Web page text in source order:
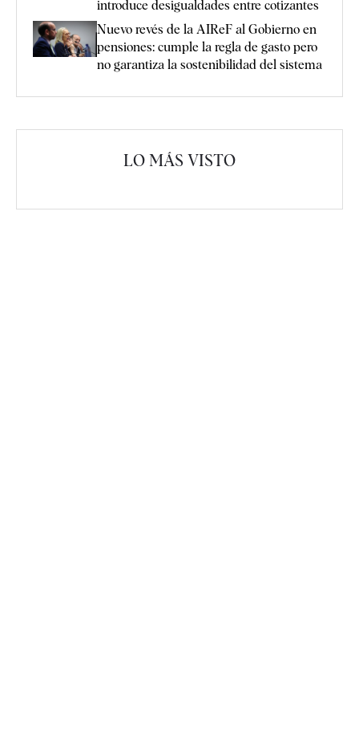
introduce desigualdades entre cotizantes
Nuevo revés de la AIReF al Gobierno en
pensiones: cumple la regla de gasto pero
no garantiza la sostenibilidad del sistema
LO MÁS VISTO